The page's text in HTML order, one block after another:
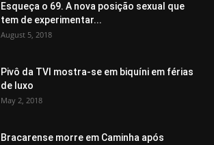
Esqueça o 69. A nova posição sexual que
tem de experimentar...
August 5, 2018
Pivô da TVI mostra-se em biquíni em férias
de luxo
May 2, 2018
Bracarense morre em Caminha após